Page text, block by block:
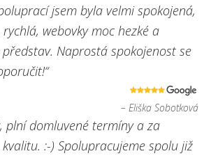
jsem byla velmi spokojená,
webovky moc hezké a
Naprostá spokojenost se
– Eliška Sobotková
plní domluvené termíny a za
:-) Spolupracujeme spolu již